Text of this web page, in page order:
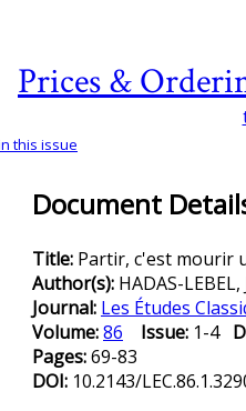
Prices &
this issue
Document
Title: Partir, c'est mourir
Author(s): HADAS-LEBEL,
Journal: Les Études
Volume:86 Issue: 1-4
Pages:69-83
DOI: 10.2143/